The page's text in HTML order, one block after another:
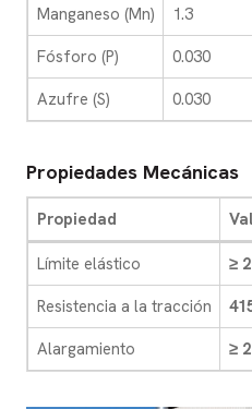
Manganeso (Mn)
1.3
Fósforo (P)
0.030
Azufre (S)
0.030
Propiedades Mecánicas
Propiedad
Límite elástico
≥
Resistencia a la tracción
Alargamiento
≥